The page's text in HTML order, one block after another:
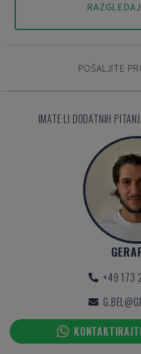
POŠALJITE
IMATE LI DODATNIH
+49 173